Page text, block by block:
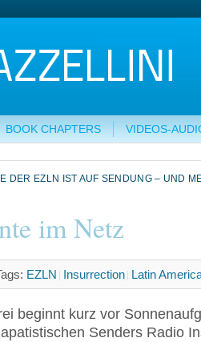
BOOK CHAPTERS VIDEOS-
DER EZLN IST AUF SENDUNG – UND
im Netz
EZLN Insurrection Latin
beginnt kurz vor
Senders Radio